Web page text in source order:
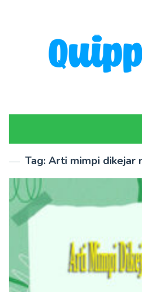
Tag: Arti mimpi dikejar